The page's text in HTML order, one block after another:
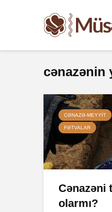
cənazənin
CƏNAZƏ-MEYYIT
FƏTVALAR
Cənazəni
olarmı?